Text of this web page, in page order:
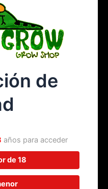
Estamos
increíble,
de
años para acceder
de 18